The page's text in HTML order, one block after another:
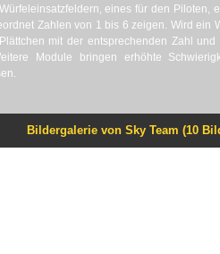
eines für den Piloten,
Zahlen von 1 bis 6 zeigen. Wird ein
mit der entsprechenden Zahl
Module bringen erhöhte
Bildergalerie von Sky Team (10